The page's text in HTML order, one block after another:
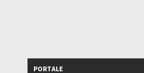
PORTALE